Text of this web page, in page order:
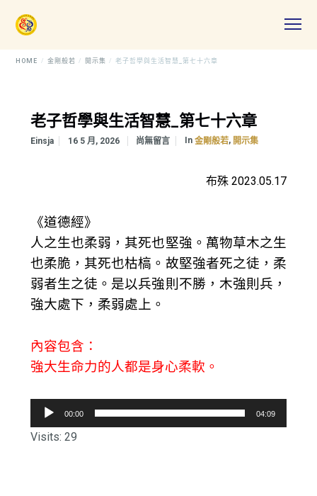
HOME 金剛般若 開示集 老子哲學與生活智慧_第七十六章
老子哲學與生活智慧_第七十六章
Einsja 16 5 月, 2026 尚無留言 In 金剛般若, 開示集
布殊 2023.05.17
《道德經》
人之生也柔弱，其死也堅強。萬物草木之生
也柔脆，其死也枯槁。故堅強者死之徒，柔
弱者生之徒。是以兵強則不勝，木強則兵，
強大處下，柔弱處上。
內容包含：
強大生命力的人都是身心柔軟。
訊
00:00 04:09
Visits: 29